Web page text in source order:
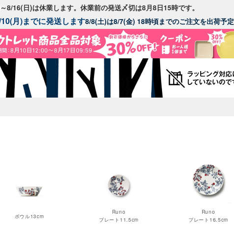
8/16(日)は休業します。休業前の発送〆切は8月8日15時です。
月)までに発送します8/8(土)は8/7(金) 18時頃までのご注文を出荷予定
ボウル13cm
Runo
プレート11.5cm
Runo
プレート16.5cm